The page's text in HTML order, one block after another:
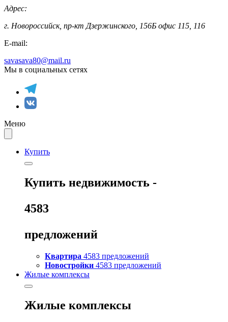
Адрес:
г. Новороссийск, пр-кт Дзержинского, 156Б офис 115, 116
E-mail:
savasava80@mail.ru
Мы в социальных сетях
Меню
Купить
Купить недвижимость -
4583
предложений
Квартира 4583 предложений
Новостройки 4583 предложений
Жилые комплексы
Жилые комплексы